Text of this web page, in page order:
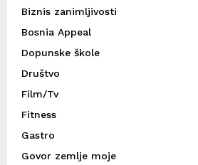
Biznis zanimljivosti
Bosnia Appeal
Dopunske škole
Društvo
Film/Tv
Fitness
Gastro
Govor zemlje moje